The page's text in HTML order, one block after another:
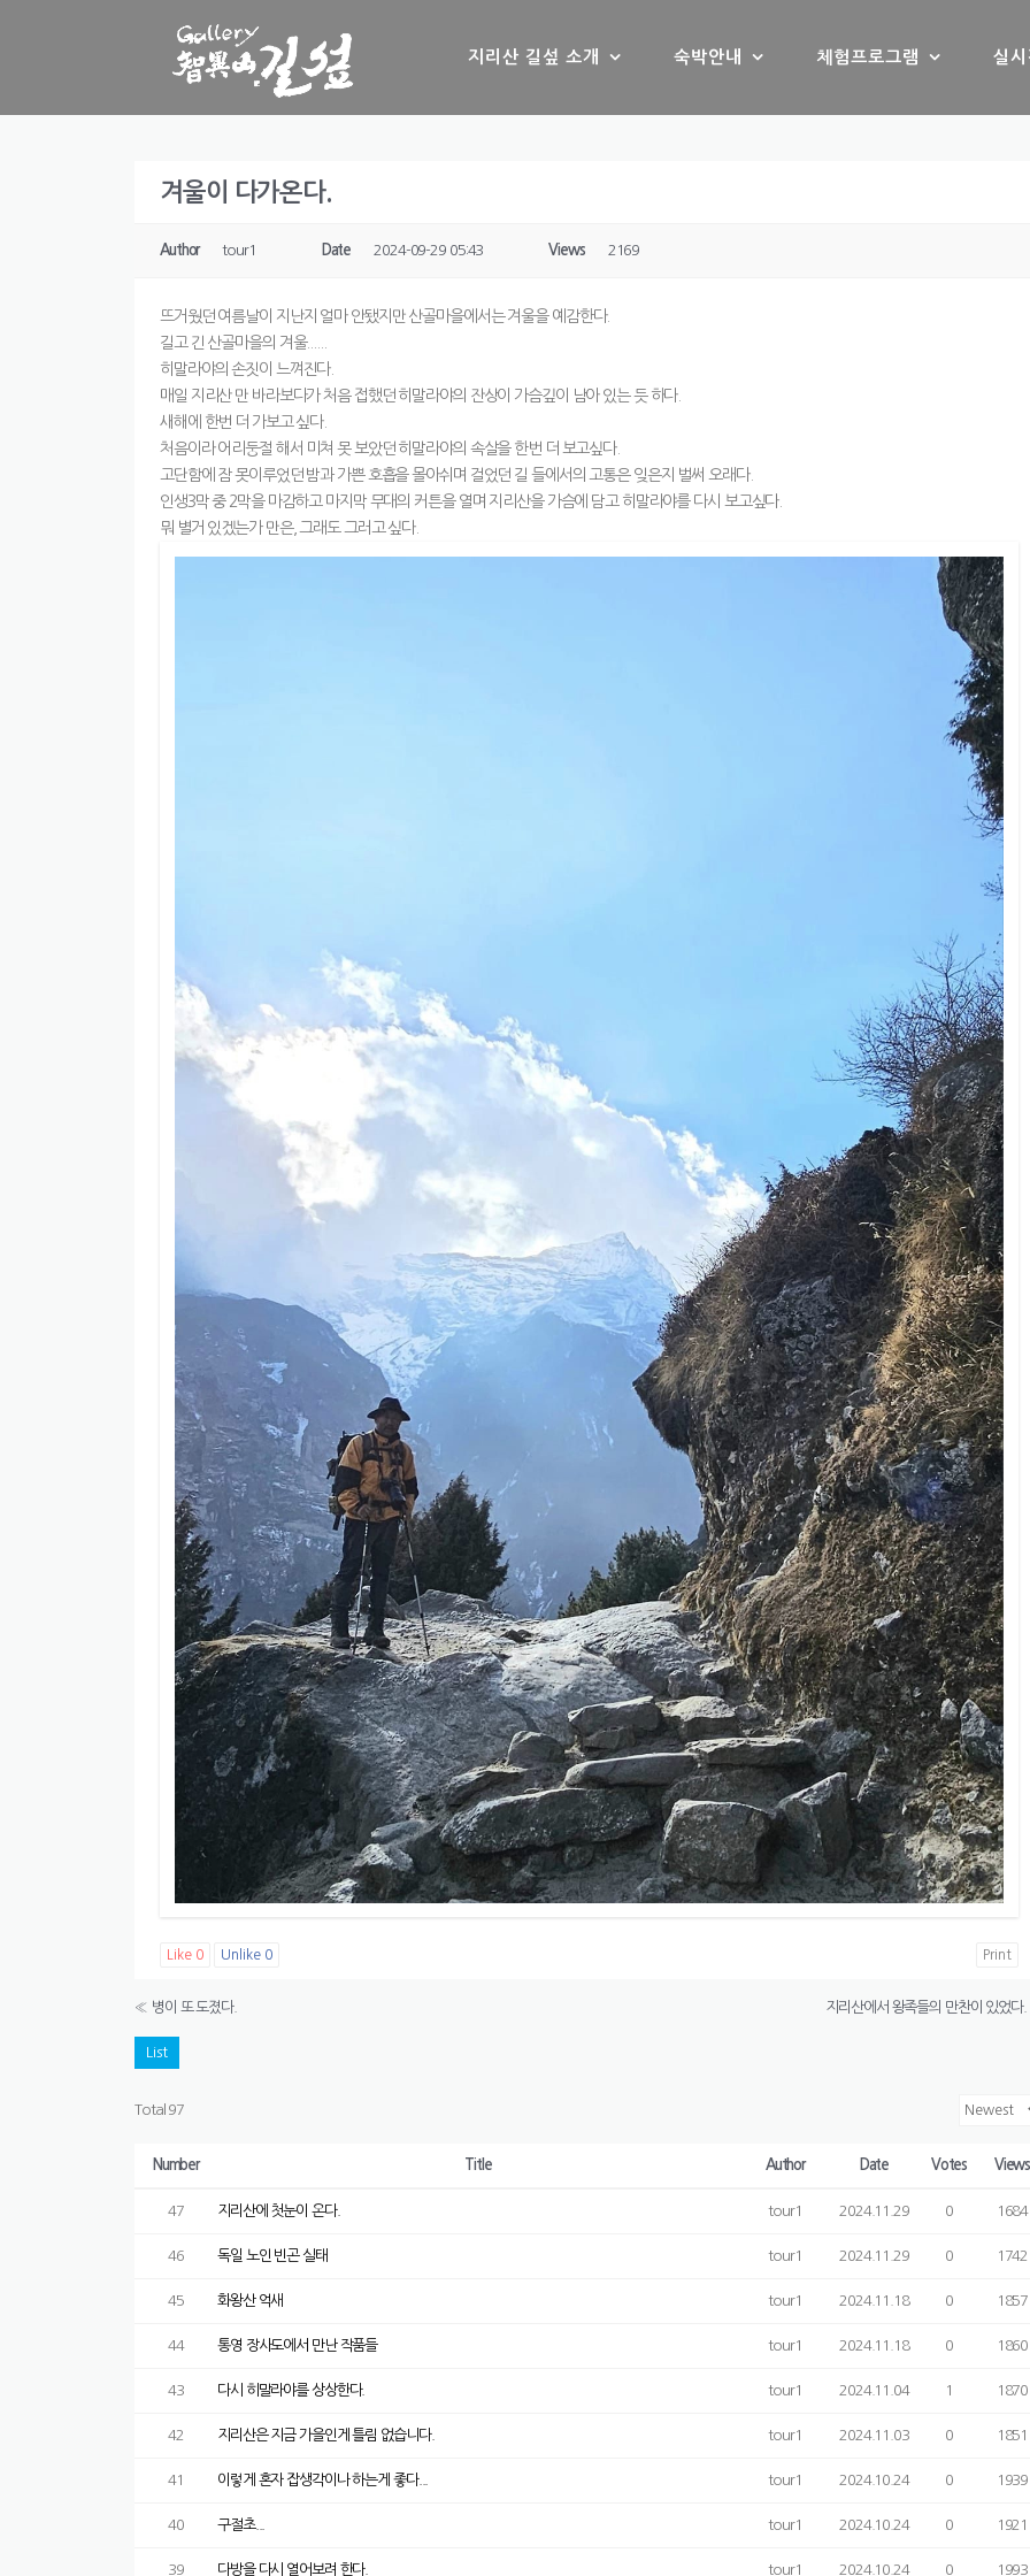
지리산 길섶 소개 숙박안내 체험프로그램 실
겨울이 다가온다.
Author tour1 Date 2024-09-29 05:43 Views 2169
뜨거웠던 여름날이 지난지 얼마 안됐지만 산골마을에서는 겨울을 예감한다.
길고 긴 산골마을의 겨울......
히말라야의 손짓이 느껴진다.
매일 지리산 만 바라보다가 처음 접했던 히말라야의 잔상이 가슴깊이 남아 있는 듯 하다.
새해에 한번 더 가보고 싶다.
처음이라 어리둥절 해서 미쳐 못 보았던 히말라야의 속살을 한번 더 보고싶다.
고단함에 잠 못이루었던 밤과 가쁜 호흡을 몰아쉬며 걸었던 길 들에서의 고통은 잊은지 벌써 오래다.
인생3막 중 2막을 마감하고 마지막 무대의 커튼을 열며 지리산을 가슴에 담고 히말라야를 다시 보고싶다.
뭐 별거 있겠는가 만은, 그래도 그러고 싶다.
Like 0 Unlike 0 Print
« 병이 또 도졌다. 지리산에서 왕족들의 만찬이 있었다.
List
Total 97
Number Title Author Date Votes Views
47 지리산에 첫눈이 온다. tour1 2024.11.29 0 1684
46 독일 노인 빈곤 실태 tour1 2024.11.29 0 1742
45 화왕산 억새 tour1 2024.11.18 0 1857
44 통영 장사도에서 만난 작품들 tour1 2024.11.18 0 1860
43 다시 히말라야를 상상한다. tour1 2024.11.04 1 1870
42 지리산은 지금 가을인게 틀림 없습니다. tour1 2024.11.03 0 1851
41 이렇게 혼자 잡생각이나 하는게 좋다... tour1 2024.10.24 0 1939
40 구절초... tour1 2024.10.24 0 1921
39 다방을 다시 열어보려 한다. tour1 2024.10.24 0 1993